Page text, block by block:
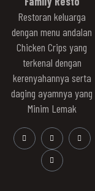
Restoran keluarga
dengan menu andalan
Chicken Crips yang
terkenal dengan
kerenyahannya serta
daging ayamnya yang
Minim Lemak